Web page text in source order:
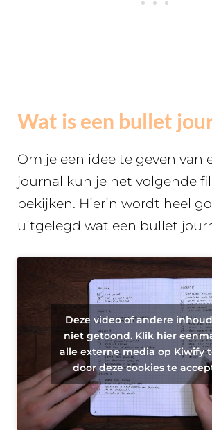
Wat is een bullet
Om je een idee te geven van
journal kun je het volgende
bekijken. Hierin wordt heel
uitgelegd wat een bullet
Deze video of andere
niet getoond. Klik hier
alle externe media op Kiwify
door deze cookies te